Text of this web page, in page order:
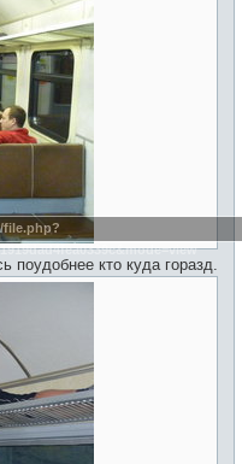
file.php?
поудобнее кто куда горазд.